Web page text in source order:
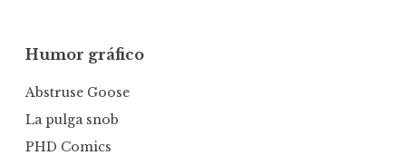
Humor gráfico
Abstruse Goose
La pulga snob
PHD Comics